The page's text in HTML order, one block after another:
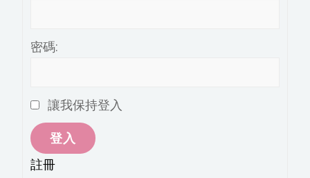
密碼:
讓我保持登入
登入
註冊